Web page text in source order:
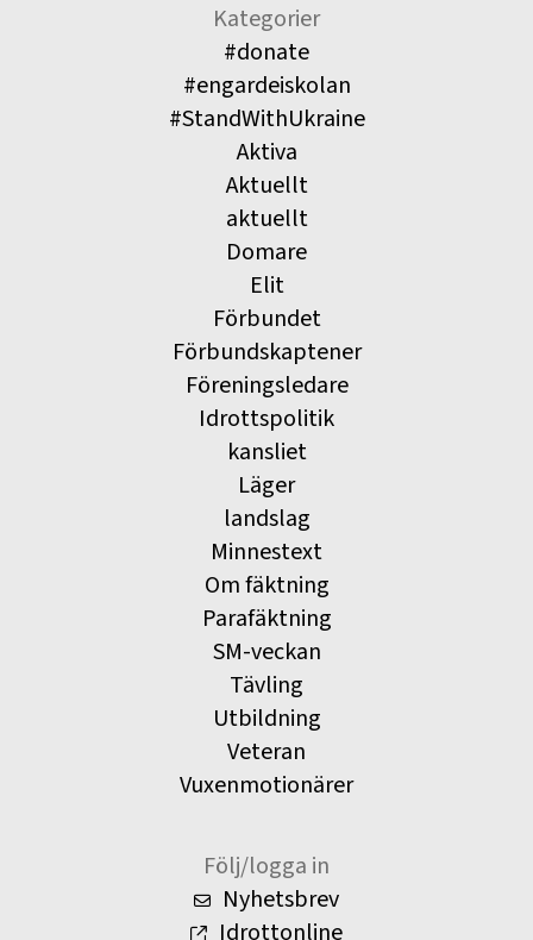
Kategorier
#donate
#engardeiskolan
#StandWithUkraine
Aktiva
Aktuellt
aktuellt
Domare
Elit
Förbundet
Förbundskaptener
Föreningsledare
Idrottspolitik
kansliet
Läger
landslag
Minnestext
Om fäktning
Parafäktning
SM-veckan
Tävling
Utbildning
Veteran
Vuxenmotionärer
Följ/logga in
Nyhetsbrev
Idrottonline